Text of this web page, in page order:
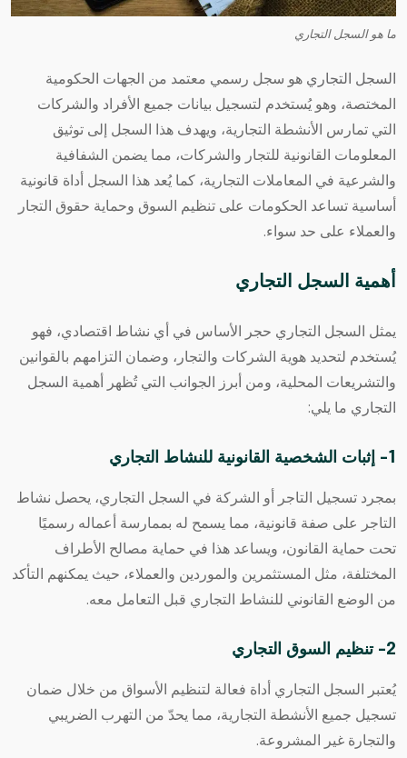
ما هو السجل التجاري
السجل التجاري هو سجل رسمي معتمد من الجهات الحكومية
المختصة، وهو يُستخدم لتسجيل بيانات جميع الأفراد والشركات
التي تمارس الأنشطة التجارية، ويهدف هذا السجل إلى توثيق
المعلومات القانونية للتجار والشركات، مما يضمن الشفافية
والشرعية في المعاملات التجارية، كما يُعد هذا السجل أداة قانونية
أساسية تساعد الحكومات على تنظيم السوق وحماية حقوق التجار
والعملاء على حد سواء.
أهمية السجل التجاري
يمثل السجل التجاري حجر الأساس في أي نشاط اقتصادي، فهو
يُستخدم لتحديد هوية الشركات والتجار، وضمان التزامهم بالقوانين
والتشريعات المحلية، ومن أبرز الجوانب التي تُظهر أهمية السجل
التجاري ما يلي:
1- إثبات الشخصية القانونية للنشاط التجاري
بمجرد تسجيل التاجر أو الشركة في السجل التجاري، يحصل نشاط
التاجر على صفة قانونية، مما يسمح له بممارسة أعماله رسميًا
تحت حماية القانون، ويساعد هذا في حماية مصالح الأطراف
المختلفة، مثل المستثمرين والموردين والعملاء، حيث يمكنهم التأكد
من الوضع القانوني للنشاط التجاري قبل التعامل معه.
2- تنظيم السوق التجاري
يُعتبر السجل التجاري أداة فعالة لتنظيم الأسواق من خلال ضمان
تسجيل جميع الأنشطة التجارية، مما يحدّ من التهرب الضريبي
والتجارة غير المشروعة.